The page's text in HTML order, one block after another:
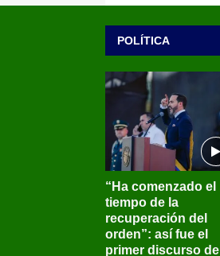
POLÍTICA
“Ha comenzado el
tiempo de la
recuperación del
orden”: así fue el
primer discurso de